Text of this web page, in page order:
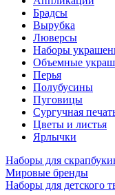
Брадсы
Вырубка
Люверсы
Наборы
Объемные
Перья
Полубусины
Пуговицы
Сургучная
Цветы и листья
Ярлычки
Наборы для
Мировые бренды
Наборы для детского